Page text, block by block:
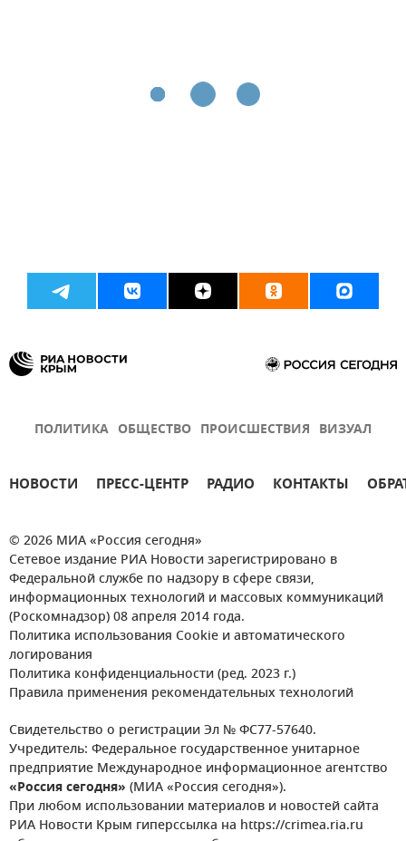
ПОЛИТИКА ОБЩЕСТВО ПРОИСШЕСТВИЯ ВИЗУАЛ
НОВОСТИ ПРЕСС-ЦЕНТР РАДИО КОНТАКТЫ
© 2026 МИА «Россия сегодня»
Сетевое издание РИА Новости зарегистрировано в
Федеральной службе по надзору в сфере связи,
информационных технологий и массовых коммуникаций
(Роскомнадзор) 08 апреля 2014 года.
Политика использования Cookie и автоматического
логирования
Политика конфиденциальности (ред. 2023 г.)
Правила применения рекомендательных технологий
Свидетельство о регистрации Эл № ФС77-57640.
Учредитель: Федеральное государственное унитарное
предприятие Международное информационное агентство
«Россия сегодня» (МИА «Россия сегодня»).
При любом использовании материалов и новостей сайта
РИА Новости Крым гиперссылка на https://crimea.ria.ru